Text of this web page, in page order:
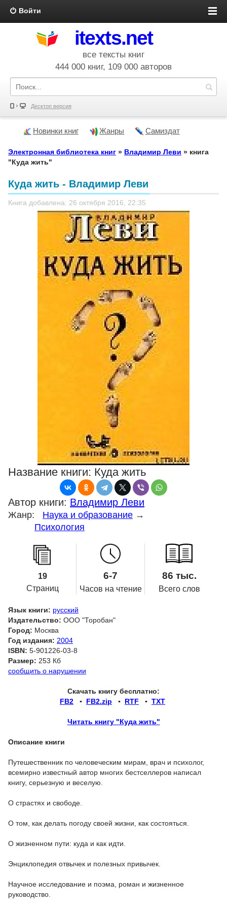
Войти
itexts.net
все тексты книг
444 000 книг, 109 000 авторов
Десктоп версия
Новинки книг Жанры Самиздат
Электронная библиотека книг » Владимир Леви » книга
"Куда жить"
Куда жить - Владимир Леви
Книга добавлена: 26 октября 2016, 22:35
Название книги: Куда жить
Автор книги: Владимир Леви
Жанр: Наука и образование →
Психология
19
Страниц
6-7
Часов на чтение
86 тыс.
Всего слов
Язык книги: русский
Издательство: ООО "Торобан"
Город: Москва
Год издания: 2004
ISBN: 5-901226-03-8
Размер: 253 Кб
сообщить о нарушении
Скачать книгу бесплатно:
FB2 ▪ FB2.zip ▪ RTF ▪ TXT
Читать книгу "Куда жить"
Описание книги
Путешественник по человеческим мирам, врач и психолог,
всемирно известный автор многих бестселлеров написал
книгу, серьезную и веселую.
О страстях и свободе.
О том, как делать погоду своей жизни, как состояться.
О жизненном пути: куда и как идти.
Энциклопедия отвычек и полезных привычек.
Научное исследование и поэма, роман и жизненное
руководство.